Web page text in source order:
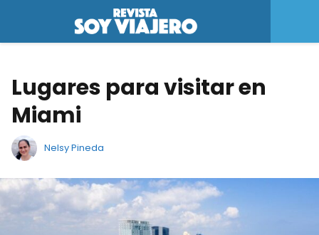
Lugares para visitar en
Miami
Nelsy Pineda